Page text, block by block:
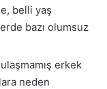
belli yaş
bazı olumsuz
erkek
neden